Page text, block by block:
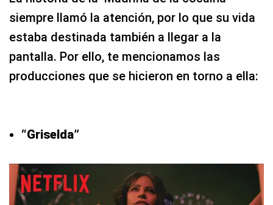
siempre llamó la atención, por lo que su vida
estaba destinada también a llegar a la
pantalla. Por ello, te mencionamos las
producciones que se hicieron en torno a ella:
“Griselda”